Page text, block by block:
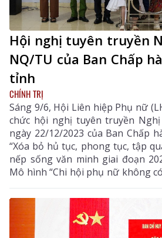
Hội nghị tuyên truyền
NQ/TU của Ban Chấp
tỉnh
CHÍNH TRỊ
Sáng 9/6, Hội Liên hiệp Phụ nữ
chức hội nghị tuyên truyền
ngày 22/12/2023 của Ban Chấp
“Xóa bỏ hủ tục, phong tục, tập
nếp sống văn minh giai đoạn
Mô hình “Chi hội phụ nữ không